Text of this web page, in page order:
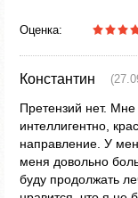
Оценка:
Константин
Претензий нет.
интеллигентно,
направление. У
меня довольно
буду продолжать